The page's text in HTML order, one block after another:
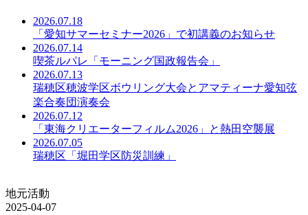
2026.07.18
「愛知サマーセミナー2026」で初講義のお知らせ
2026.07.14
喫茶ルパレ「モーニング国政報告会」
2026.07.13
瑞穂区穂波学区ボウリング大会とアマティーナ愛知弦
楽合奏団演奏会
2026.07.12
「東海クリエーターフィルム2026」と熱田空襲展
2026.07.05
瑞穂区「堀田学区防災訓練」
地元活動
2025-04-07